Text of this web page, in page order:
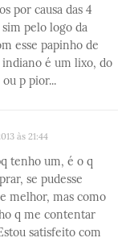
por causa das 4
pelo logo da
esse papinho de
indiano é um lixo, do
p pior...
às 21:44
tenho um, é o q
se pudesse
melhor, mas como
q me contentar
satisfeito com